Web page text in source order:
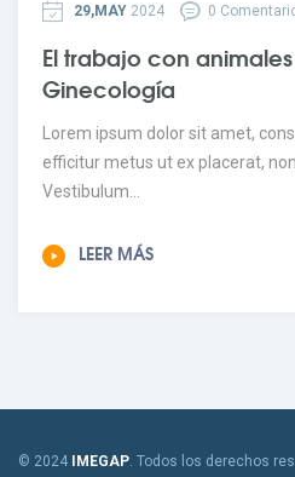
29,MAY 2024 0
El trabajo con
Ginecología
Lorem ipsum dolor sit amet,
efficitur metus ut ex placerat,
Vestibulum...
LEER MÁS
© 2024 IMEGAP. Todos los derechos